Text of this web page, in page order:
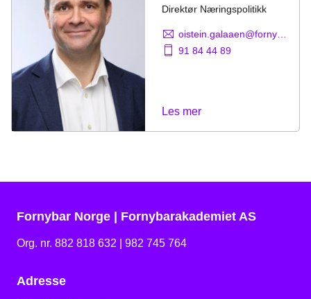
Direktør Næringspolitikk
91 84 44 89
Les mer
Fornybar Norge | Fornybarakademiet AS
Org. nr. 882 818 632 | 982 745 764
Adresse